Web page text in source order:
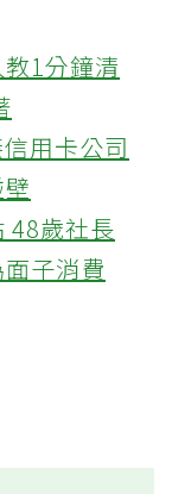
1分鐘清
用卡公司
48歲社長
子消費